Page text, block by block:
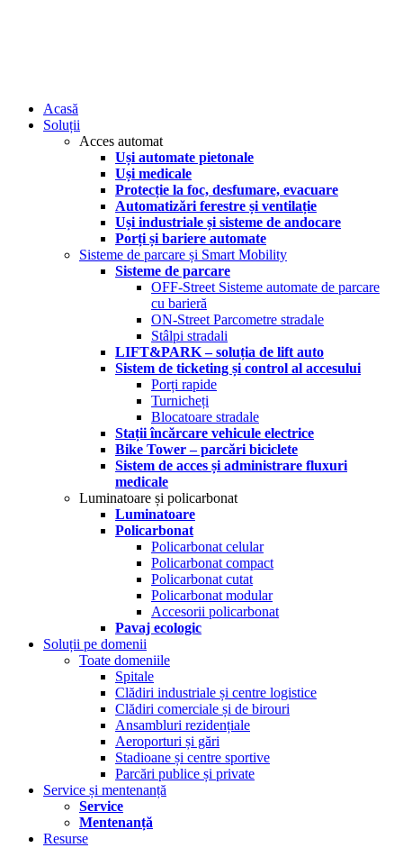
Acasă
Soluții
Acces automat
Uși automate pietonale
Uși medicale
Protecție la foc, desfumare, evacuare
Automatizări ferestre și ventilație
Uși industriale și sisteme de andocare
Porți și bariere automate
Sisteme de parcare și Smart Mobility
Sisteme de parcare
OFF-Street Sisteme automate de parcare
cu barieră
ON-Street Parcometre stradale
Stâlpi stradali
LIFT&PARK – soluția de lift auto
Sistem de ticketing și control al accesului
Porți rapide
Turnicheți
Blocatoare stradale
Stații încărcare vehicule electrice
Bike Tower – parcări biciclete
Sistem de acces și administrare fluxuri
medicale
Luminatoare și policarbonat
Luminatoare
Policarbonat
Policarbonat celular
Policarbonat compact
Policarbonat cutat
Policarbonat modular
Accesorii policarbonat
Pavaj ecologic
Soluții pe domenii
Toate domeniile
Spitale
Clădiri industriale și centre logistice
Clădiri comerciale și de birouri
Ansambluri rezidențiale
Aeroporturi și gări
Stadioane și centre sportive
Parcări publice și private
Service și mentenanță
Service
Mentenanță
Resurse